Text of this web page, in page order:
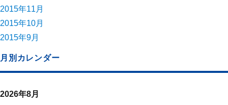
2015年11月
2015年10月
2015年9月
月別カレンダー
2026年8月